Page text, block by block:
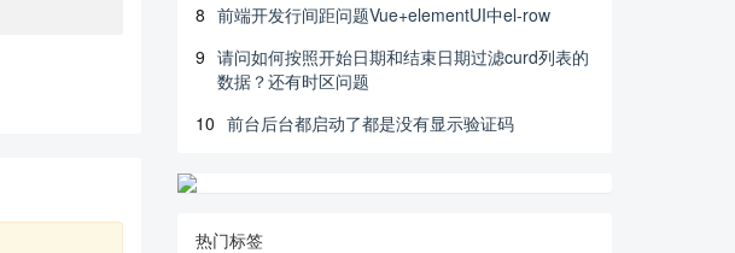
8 前端开发行间距问题Vue+elementUI中el-row
9 请问如何按照开始日期和结束日期过滤curd列表的
数据？还有时区问题
10 前台后台都启动了都是没有显示验证码
热门标签